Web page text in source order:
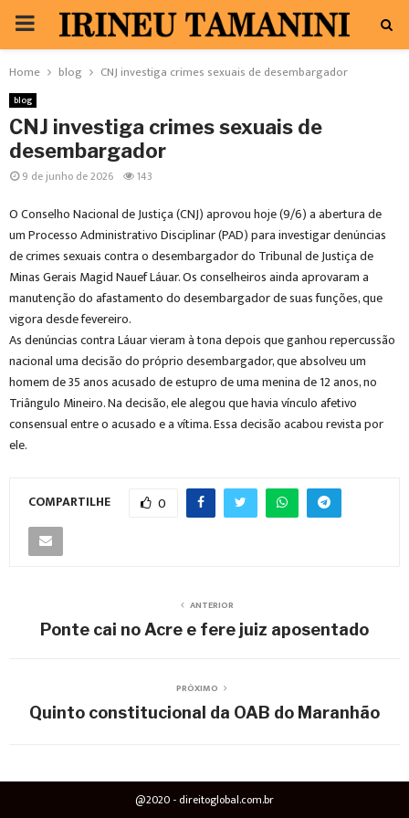
PRIMARY
MENU
Home blog CNJ investiga crimes sexuais de desembargador
blog
CNJ investiga crimes sexuais de
desembargador
9 de junho de 2026 143
O Conselho Nacional de Justiça (CNJ) aprovou hoje (9/6) a abertura de
um Processo Administrativo Disciplinar (PAD) para investigar denúncias
de crimes sexuais contra o desembargador do Tribunal de Justiça de
Minas Gerais Magid Nauef Láuar. Os conselheiros ainda aprovaram a
manutenção do afastamento do desembargador de suas funções, que
vigora desde fevereiro.
As denúncias contra Láuar vieram à tona depois que ganhou repercussão
nacional uma decisão do próprio desembargador, que absolveu um
homem de 35 anos acusado de estupro de uma menina de 12 anos, no
Triângulo Mineiro. Na decisão, ele alegou que havia vínculo afetivo
consensual entre o acusado e a vítima. Essa decisão acabou revista por
ele.
COMPARTILHE 0
ANTERIOR
Ponte cai no Acre e fere juiz aposentado
PRÓXIMO
Quinto constitucional da OAB do Maranhão
@2020 - direitoglobal.com.br